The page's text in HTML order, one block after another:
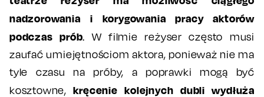
nadzorowania i korygowania pracy aktorów
podczas prób. W filmie reżyser często musi
zaufać umiejętnościom aktora, ponieważ nie ma
tyle czasu na próby, a poprawki mogą być
kosztowne,kręcenie kolejnych dubli wydłuża